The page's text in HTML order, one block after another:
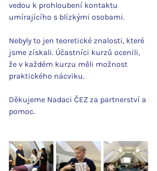
vedou k prohloubení kontaktu
umírajícího s blízkými osobami.
Nebyly to jen teoretické znalosti, které
jsme získali. Účastníci kurzů ocenili,
že v každém kurzu měli možnost
praktického nácviku.
Děkujeme Nadaci ČEZ za partnerství a
pomoc.